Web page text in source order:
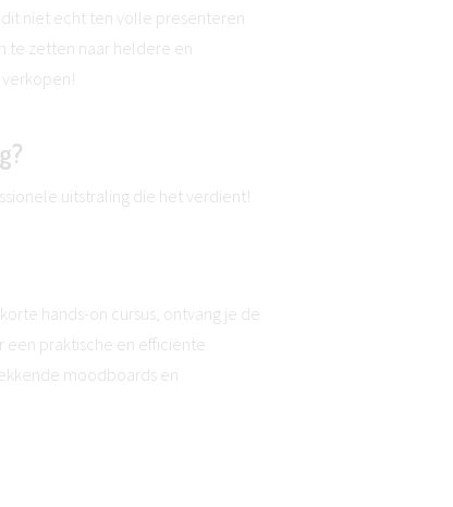
niet echt ten volle presenteren
te zetten naar heldere en
uitstraling die het verdient!
hands-on cursus, ontvang je de
praktische en efficiënte
moodboards en